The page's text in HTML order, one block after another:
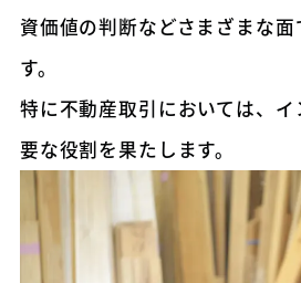
資価値の判断などさまざまな
す。
特に不動産取引においては、
要な役割を果たします。